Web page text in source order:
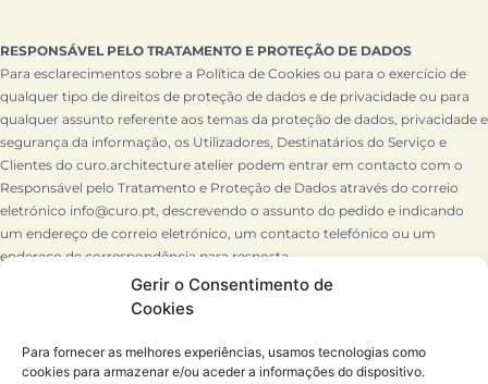
Gerir o Consentimento de
Cookies
Para fornecer as melhores experiências, usamos tecnologias como
cookies para armazenar e/ou aceder a informações do dispositivo.
RESPONSÁVEL PELO TRATAMENTO E PROTEÇÃO DE DADOS
Para esclarecimentos sobre a Política de Cookies ou para o exercício de
qualquer tipo de direitos de proteção de dados e de privacidade ou para
qualquer assunto referente aos temas da proteção de dados, privacidade e
segurança da informação, os Utilizadores, Destinatários do Serviço e
Clientes do curo.architecture atelier podem entrar em contacto com o
Responsável pelo Tratamento e Proteção de Dados através do correio
eletrónico info@curo.pt, descrevendo o assunto do pedido e indicando
um endereço de correio eletrónico, um contacto telefónico ou um
endereço de correspondência para resposta.
Usamos cookies para permitir que o nosso website funcione
corretamente, para proporcionar funcionalidades das redes sociais e para
Política de Privacidade.